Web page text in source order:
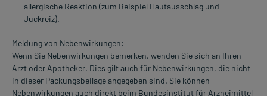
allergische Reaktion (zum Beispiel Hautausschlag und
Juckreiz).
Meldung von Nebenwirkungen:
Wenn Sie Nebenwirkungen bemerken, wenden Sie sich an Ihren
Arzt oder Apotheker. Dies gilt auch für Nebenwirkungen, die nicht
in dieser Packungsbeilage angegeben sind. Sie können
Nebenwirkungen auch direkt beim Bundesinstitut für Arzneimittel